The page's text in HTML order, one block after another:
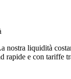
nostra liquidità
rapide e con tariffe